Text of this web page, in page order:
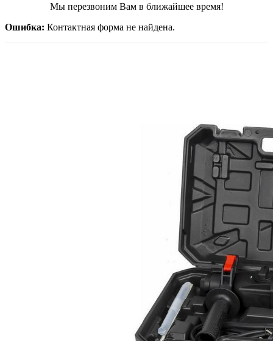
Мы перезвоним Вам в ближайшее время!
Ошибка: Контактная форма не найдена.